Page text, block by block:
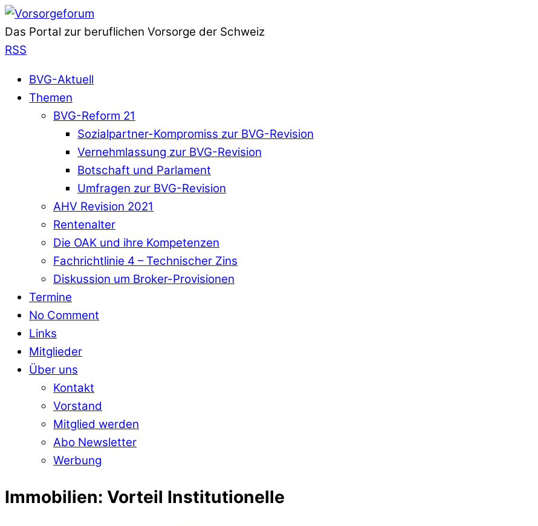
Das Portal zur beruflichen Vorsorge der Schweiz
RSS
BVG-Aktuell
Themen
BVG-Reform 21
Sozialpartner-Kompromiss zur BVG-Revision
Vernehmlassung zur BVG-Revision
Botschaft und Parlament
Umfragen zur BVG-Revision
AHV Revision 2021
Rentenalter
Die OAK und ihre Kompetenzen
Fachrichtlinie 4 – Technischer Zins
Diskussion um Broker-Provisionen
Termine
No Comment
Links
Mitglieder
Über uns
Kontakt
Vorstand
Mitglied werden
Abo Newsletter
Werbung
Immobilien: Vorteil Institutionelle